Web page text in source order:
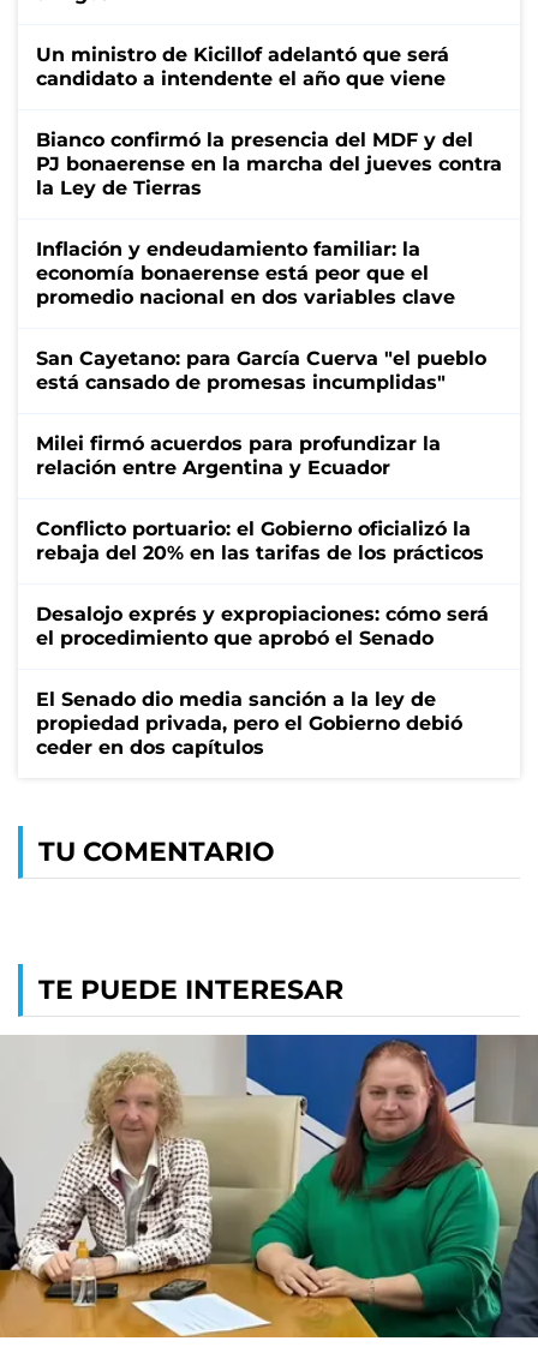
Un ministro de Kicillof adelantó que será
candidato a intendente el año que viene
Bianco confirmó la presencia del MDF y del
PJ bonaerense en la marcha del jueves contra
la Ley de Tierras
Inflación y endeudamiento familiar: la
economía bonaerense está peor que el
promedio nacional en dos variables clave
San Cayetano: para García Cuerva "el pueblo
está cansado de promesas incumplidas"
Milei firmó acuerdos para profundizar la
relación entre Argentina y Ecuador
Conflicto portuario: el Gobierno oficializó la
rebaja del 20% en las tarifas de los prácticos
Desalojo exprés y expropiaciones: cómo será
el procedimiento que aprobó el Senado
El Senado dio media sanción a la ley de
propiedad privada, pero el Gobierno debió
ceder en dos capítulos
TU COMENTARIO
TE PUEDE INTERESAR